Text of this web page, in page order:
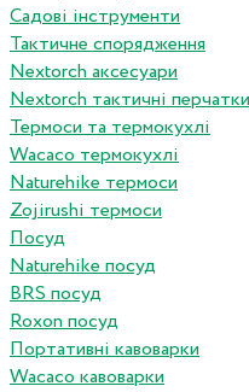
Садові інструменти
Тактичне спорядження
Nextorch аксесуари
Nextorch тактичні перчатки
Термоси та термокухлі
Wacaco термокухлі
Naturehike термоси
Zojirushi термоси
Посуд
Naturehike посуд
BRS посуд
Roxon посуд
Портативні кавоварки
Wacaco кавоварки